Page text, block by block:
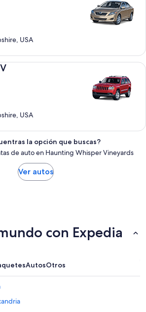
USA
USA
Compass
la opción que buscas?
de auto en Haunting Whisper Vineyards
Ver autos
con Expedia
AutosOtros